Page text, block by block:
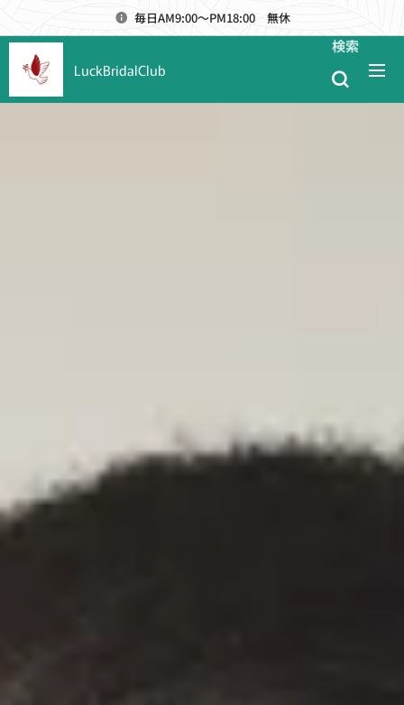
毎日AM9:00～PM18:00 無休
LuckBridalClub
検索